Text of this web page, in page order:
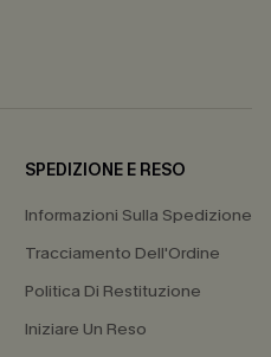
SPEDIZIONE E RESO
Informazioni Sulla Spedizione
Tracciamento Dell'Ordine
Politica Di Restituzione
Iniziare Un Reso